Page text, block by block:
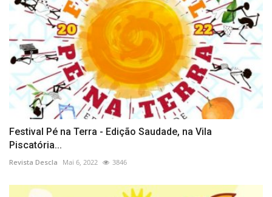
Festival Pé na Terra - Edição Saudade, na Vila
Piscatória...
Revista Descla Mai 6, 2022 3846